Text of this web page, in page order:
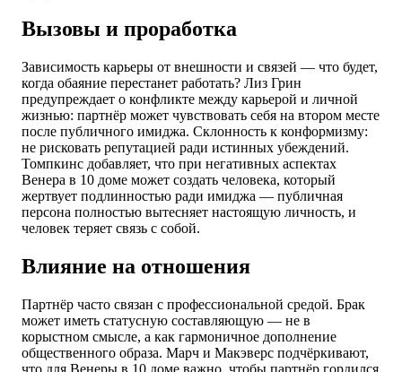
Вызовы и проработка
Зависимость карьеры от внешности и связей — что будет,
когда обаяние перестанет работать? Лиз Грин
предупреждает о конфликте между карьерой и личной
жизнью: партнёр может чувствовать себя на втором месте
после публичного имиджа. Склонность к конформизму:
не рисковать репутацией ради истинных убеждений.
Томпкинс добавляет, что при негативных аспектах
Венера в 10 доме может создать человека, который
жертвует подлинностью ради имиджа — публичная
персона полностью вытесняет настоящую личность, и
человек теряет связь с собой.
Влияние на отношения
Партнёр часто связан с профессиональной средой. Брак
может иметь статусную составляющую — не в
корыстном смысле, а как гармоничное дополнение
общественного образа. Марч и Макэверс подчёркивают,
что для Венеры в 10 доме важно, чтобы партнёр гордился